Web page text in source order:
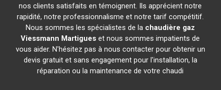
nos clients satisfaits en témoignent. Ils apprécient notre
rapidité, notre professionnalisme et notre tarif compétitif.
Nous sommes les spécialistes de la chaudière gaz
Viessmann Martigues et nous sommes impatients de
vous aider. N'hésitez pas à nous contacter pour obtenir un
devis gratuit et sans engagement pour l'installation, la
réparation ou la maintenance de votre chaudi